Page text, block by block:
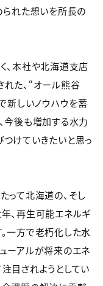
られた想いを所長の
、本社や北海道支店
た、“オール熊谷
新しいノウハウを蓄
今後も増加する水力
けていきたいと思っ
って北海道の、そし
、再生可能エネルギ
一方で老朽化した水
ーアルが将来のエネ
目されようとしてい